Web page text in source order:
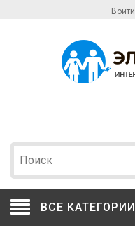
Войти
ВСЕ КАТЕГОРИИ